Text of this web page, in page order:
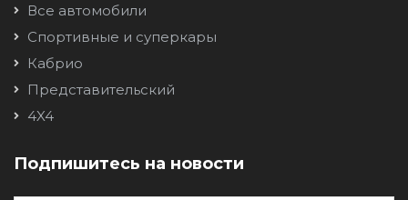
Все автомобили
Спортивные и суперкары
Кабрио
Представительский
4X4
Подпишитесь на новости